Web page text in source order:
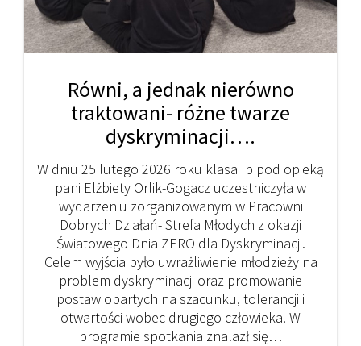
Równi, a jednak nierówno
traktowani- różne twarze
dyskryminacji….
W dniu 25 lutego 2026 roku klasa Ib pod opieką
pani Elżbiety Orlik-Gogacz uczestniczyła w
wydarzeniu zorganizowanym w Pracowni
Dobrych Działań- Strefa Młodych z okazji
Światowego Dnia ZERO dla Dyskryminacji.
Celem wyjścia było uwrażliwienie młodzieży na
problem dyskryminacji oraz promowanie
postaw opartych na szacunku, tolerancji i
otwartości wobec drugiego człowieka. W
programie spotkania znalazł się…